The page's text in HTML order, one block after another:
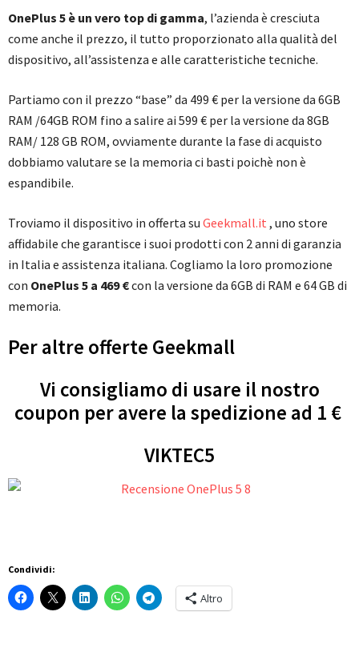
OnePlus 5 è un vero top di gamma, l’azienda è cresciuta
come anche il prezzo, il tutto proporzionato alla qualità del
dispositivo, all’assistenza e alle caratteristiche tecniche.
Partiamo con il prezzo “base” da 499 € per la versione da 6GB
RAM /64GB ROM fino a salire ai 599 € per la versione da 8GB
RAM/ 128 GB ROM, ovviamente durante la fase di acquisto
dobbiamo valutare se la memoria ci basti poichè non è
espandibile.
Troviamo il dispositivo in offerta su Geekmall.it , uno store
affidabile che garantisce i suoi prodotti con 2 anni di garanzia
in Italia e assistenza italiana. Cogliamo la loro promozione
con OnePlus 5 a 469 €con la versione da 6GB di RAM e 64 GB di
memoria.
Per altre offerte Geekmall
Vi consigliamo di usare il nostro
coupon per avere la spedizione ad 1 €
VIKTEC5
Condividi:
Altro